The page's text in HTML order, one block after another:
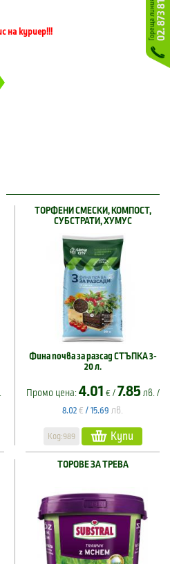
на куриер!!!
ТОРФЕНИ СМЕСКИ, КОМПОСТ,
СУБСТРАТИ, ХУМУС
Фина почва за разсад СТЪПКА 3-
20 л.
Промо цена: 4.01 € / 7.85 лв. /
8.02 € / 15.69 лв.
Код:989 Купи
ТОРОВЕ ЗА ТРЕВА